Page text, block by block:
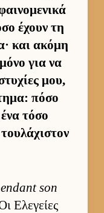
έχουν τη
και ακόμη
για να
μου,
πόσο
τόσο
son
Ελεγείες